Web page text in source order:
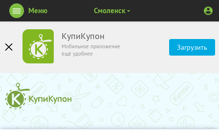
КупиКупон
Мобильное приложение
ещё удобнее
Загрузить
Меню Смоленск